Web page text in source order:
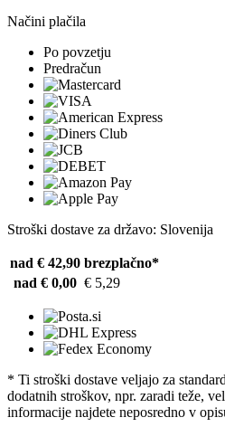
Načini plačila
Po povzetju
Predračun
Stroški dostave za državo: Slovenija
nad € 42,90 brezplačno*
nad € 0,00 € 5,29
* Ti stroški dostave veljajo za
dodatnih stroškov, npr. zaradi teže,
informacije najdete neposredno v